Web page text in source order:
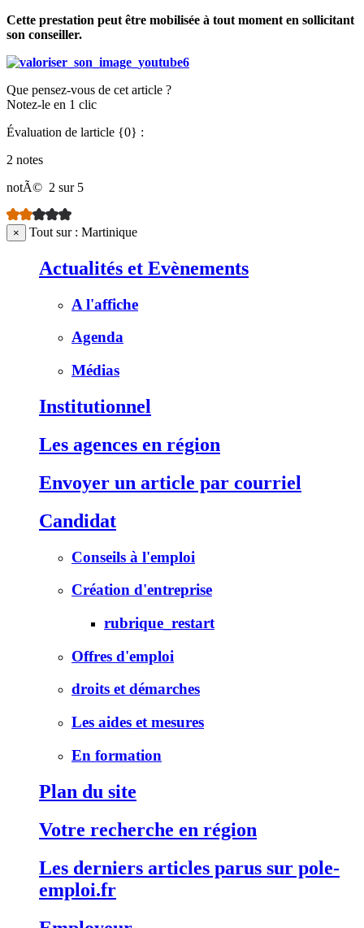
Cette prestation peut être mobilisée à tout moment en sollicitant
son conseiller.
Que pensez-vous de cet article ?
Notez-le en 1 clic
Évaluation de larticle {0} :
2 notes
notÃ© 2 sur 5
× Tout sur : Martinique
Actualités et Evènements
A l'affiche
Agenda
Médias
Institutionnel
Les agences en région
Envoyer un article par courriel
Candidat
Conseils à l'emploi
Création d'entreprise
rubrique_restart
Offres d'emploi
droits et démarches
Les aides et mesures
En formation
Plan du site
Votre recherche en région
Les derniers articles parus sur pole-
emploi.fr